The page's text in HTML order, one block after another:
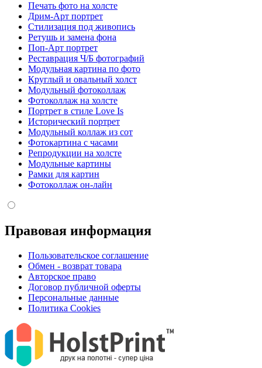
Печать фото на холсте
Дрим-Арт портрет
Стилизация под живопись
Ретушь и замена фона
Поп-Арт портрет
Реставрация Ч/Б фотографий
Модульная картина по фото
Круглый и овальный холст
Модульный фотоколлаж
Фотоколлаж на холсте
Портрет в стиле Love Is
Исторический портрет
Модульный коллаж из сот
Фотокартина с часами
Репродукции на холсте
Модульные картины
Рамки для картин
Фотоколлаж он-лайн
Правовая информация
Пользовательское соглашение
Обмен - возврат товара
Авторское право
Договор публичной оферты
Персональные данные
Политика Cookies